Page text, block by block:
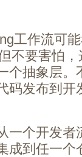
工作流可
不要害怕
个抽象层
码发布到开
一个开发者
成到任一个